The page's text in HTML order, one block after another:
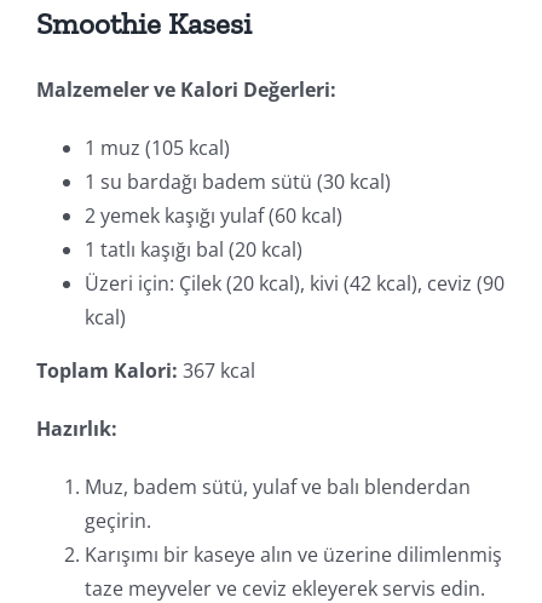
Smoothie Kasesi
Malzemeler ve Kalori Değerleri:
1 muz (105 kcal)
1 su bardağı badem sütü (30 kcal)
2 yemek kaşığı yulaf (60 kcal)
1 tatlı kaşığı bal (20 kcal)
Üzeri için: Çilek (20 kcal), kivi (42 kcal), ceviz (90
kcal)
Toplam Kalori: 367 kcal
Hazırlık:
Muz, badem sütü, yulaf ve balı blenderdan
geçirin.
Karışımı bir kaseye alın ve üzerine dilimlenmiş
taze meyveler ve ceviz ekleyerek servis edin.